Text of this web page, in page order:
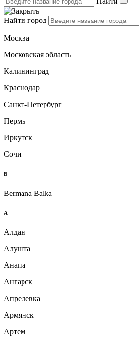
Найти город
Москва
Московская область
Калининград
Краснодар
Санкт-Петербург
Пермь
Иркутск
Сочи
B
Bermana Balka
А
Алдан
Алушта
Анапа
Ангарск
Апрелевка
Армянск
Артем